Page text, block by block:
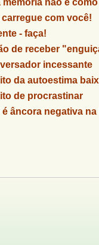
memória não é
carregue com você!
- faça!
de receber
incessante
da autoestima
de procrastinar
é âncora negativa na